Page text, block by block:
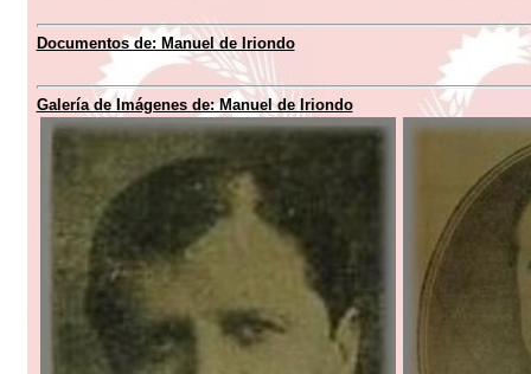
Documentos de: Manuel de Iriondo
Galería de Imágenes de: Manuel de Iriondo